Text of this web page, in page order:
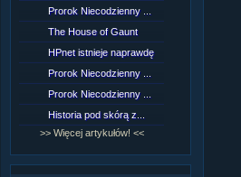
Prorok Niecodzienny ...
The House of Gaunt
HPnet istnieje naprawdę
Prorok Niecodzienny ...
Prorok Niecodzienny ...
Historia pod skórą z...
>> Więcej artykułów! <<